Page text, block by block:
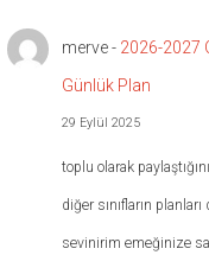
merve- 2026-2027
Günlük Plan
29 Eylül 2025
toplu olarak
diğer sınıfların
sevinirim emeğinize